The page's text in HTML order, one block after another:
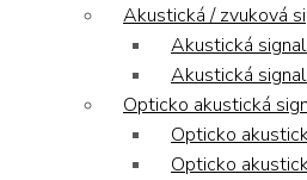
Akustická / zvuková
Akustická
Akustická
Opticko akustická
Opticko
Opticko